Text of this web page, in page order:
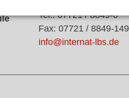
Tel.: 07721 / 8849-0
Fax: 07721 / 8849-149
info@internat-lbs.de